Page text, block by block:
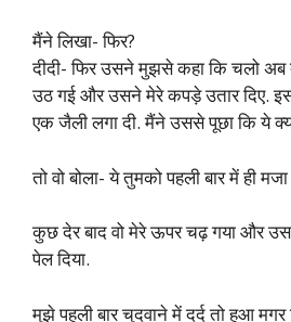
मैंने लिखा- फिर?
दीदी- फिर उसने मुझसे कहा कि चलो अब
उठ गई और उसने मेरे कपड़े उतार दिए.
एक जैली लगा दी. मैंने उससे पूछा कि ये
तो वो बोला- ये तुमको पहली बार में ही
कुछ देर बाद वो मेरे ऊपर चढ़ गया और
पेल दिया.
मुझे पहली बार चुदवाने में दर्द तो हुआ